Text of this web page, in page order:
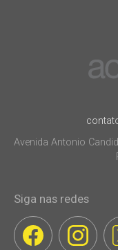
Avenida Antonio
Siga nas redes